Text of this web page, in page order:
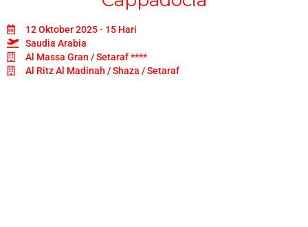
12 Oktober 2025 - 15 Hari
Saudia Arabia
Al Massa Gran / Setaraf ****
Al Ritz Al Madinah / Shaza / Setaraf